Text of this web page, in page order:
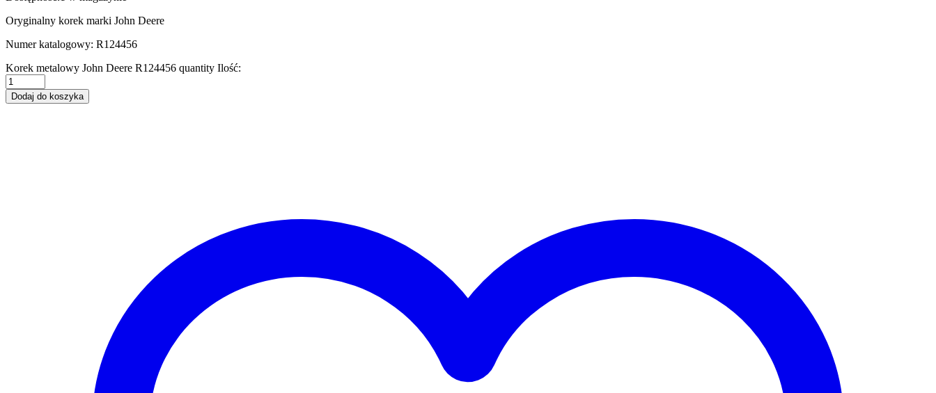
Oryginalny korek marki John Deere
Numer katalogowy: R124456
Korek metalowy John Deere R124456 quantity Ilość:
Dodaj do koszyka